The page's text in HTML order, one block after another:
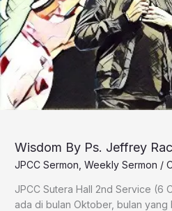
Wisdom By Ps. Jeffrey
JPCC Sermon Weekly Sermon /
JPCC Sutera Hall 2nd Service (6
ada di bulan Oktober, bulan